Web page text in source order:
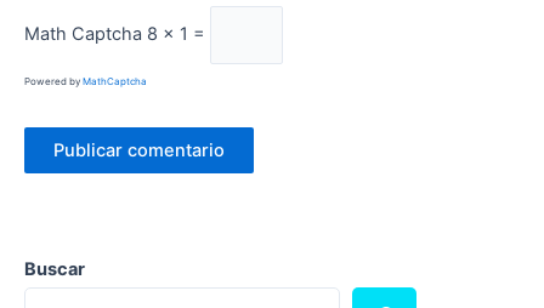
Math Captcha 8 × 1 =
Powered by MathCaptcha
Buscar